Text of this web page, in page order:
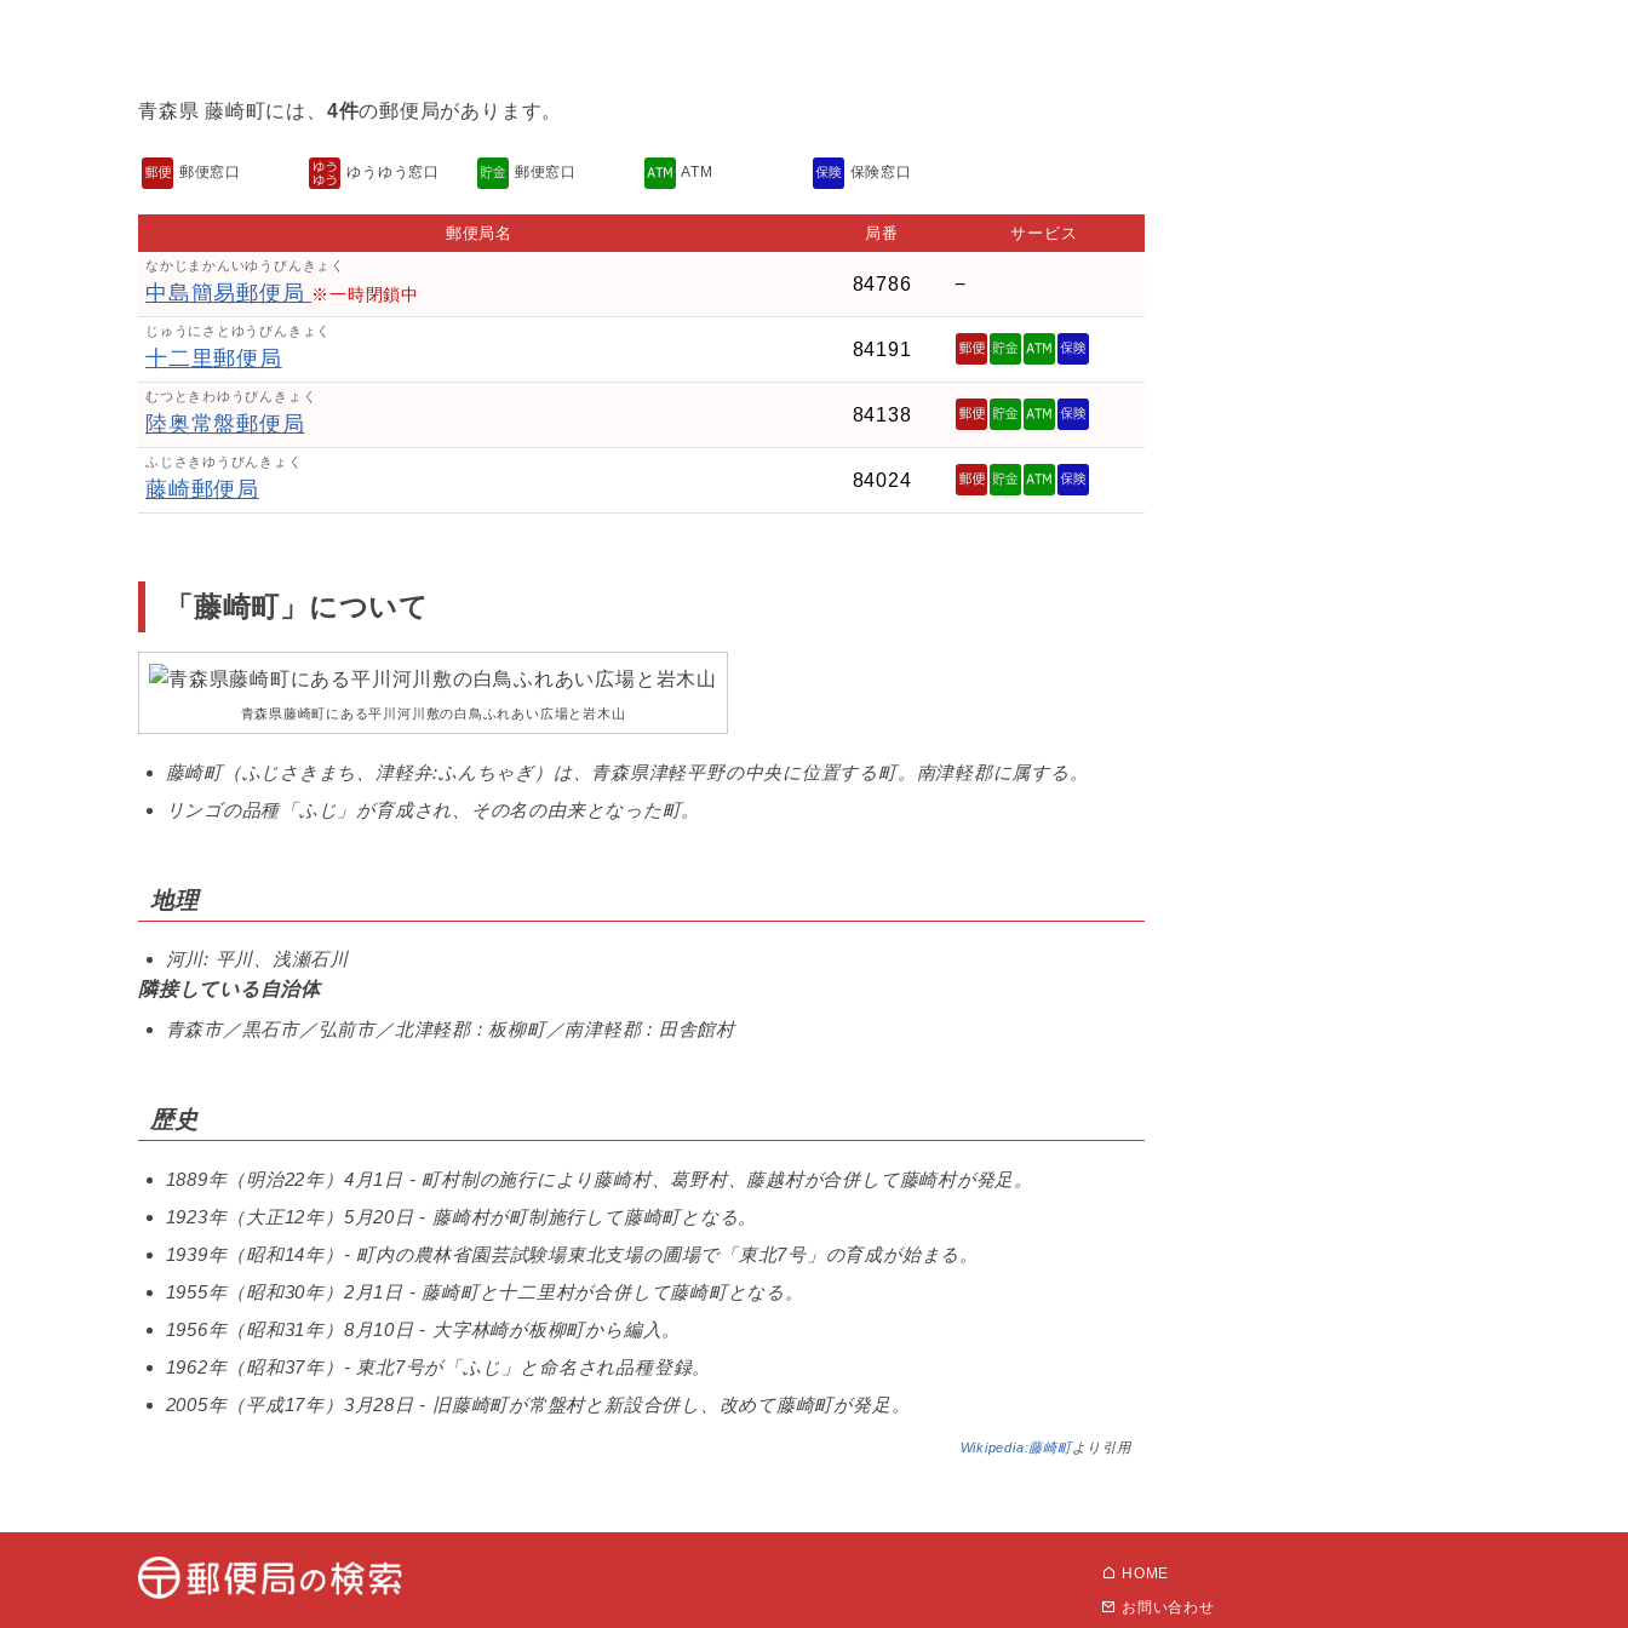
青森県 藤崎町には、 4件の郵便局があります。
郵便窓口 ゆうゆう窓口 郵便窓口 ATM 保険窓口
郵便局名 局番 サービス
なかじまかんいゆうびんきょく
中島簡易郵便局 ※一時閉鎖中
84786 −
じゅうにさとゆうびんきょく
十二里郵便局 84191
むつときわゆうびんきょく
陸奥常盤郵便局 84138
ふじさきゆうびんきょく
藤崎郵便局 84024
「藤崎町」について
青森県藤崎町にある平川河川敷の白鳥ふれあい広場と岩木山
藤崎町（ふじさきまち、津軽弁:ふんちゃぎ）は、青森県津軽平野の中央に位置する町。南津軽郡に属する。
リンゴの品種「ふじ」が育成され、その名の由来となった町。
地理
河川: 平川、浅瀬石川
隣接している自治体
青森市／黒石市／弘前市／北津軽郡 : 板柳町／南津軽郡 : 田舎館村
歴史
1889年（明治22年）4月1日 - 町村制の施行により藤崎村、葛野村、藤越村が合併して藤崎村が発足。
1923年（大正12年）5月20日 - 藤崎村が町制施行して藤崎町となる。
1939年（昭和14年）- 町内の農林省園芸試験場東北支場の圃場で「東北7号」の育成が始まる。
1955年（昭和30年）2月1日 - 藤崎町と十二里村が合併して藤崎町となる。
1956年（昭和31年）8月10日 - 大字林崎が板柳町から編入。
1962年（昭和37年）- 東北7号が「ふじ」と命名され品種登録。
2005年（平成17年）3月28日 - 旧藤崎町が常盤村と新設合併し、改めて藤崎町が発足。
Wikipedia:藤崎町より引用
HOME
お問い合わせ